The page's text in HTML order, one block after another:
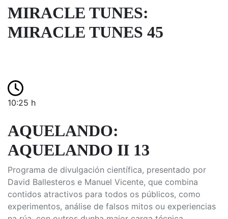
MIRACLE TUNES:
MIRACLE TUNES 45
10:25 h
AQUELANDO:
AQUELANDO II 13
Programa de divulgación científica, presentado por
David Ballesteros e Manuel Vicente, que combina
contidos atractivos para todos os públicos, como
experimentos, análise de falsos mitos ou experiencias